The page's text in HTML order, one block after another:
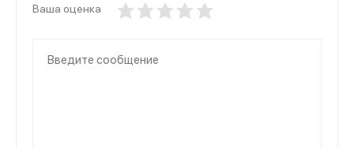
Ваша оценка